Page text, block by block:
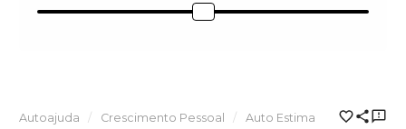
Autoajuda Crescimento Pessoal Auto Estima